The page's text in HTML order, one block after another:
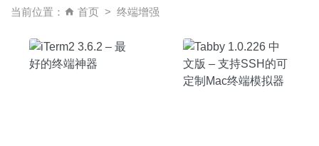
当前位置： 首页 终端增强
Path Finder 9.3.1 中文版-功能强大的文件管理器
FoldersSynchronizer 5.1.1 – 文件夹同步工具 2020-08-08
Elmedia Video Player Pro 7.14.2226 中文版-MacOS全能